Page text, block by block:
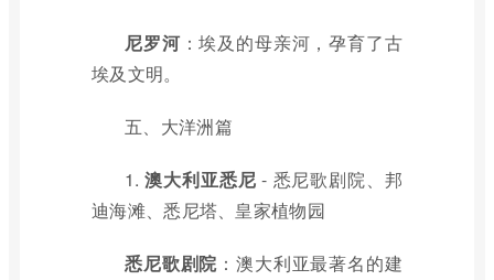
尼罗河：埃及的母亲河，孕育了古
埃及文明。
五、大洋洲篇
1.澳大利亚悉尼 - 悉尼歌剧院、邦
迪海滩、悉尼塔、皇家植物园
悉尼歌剧院 ：澳大利亚最著名的建